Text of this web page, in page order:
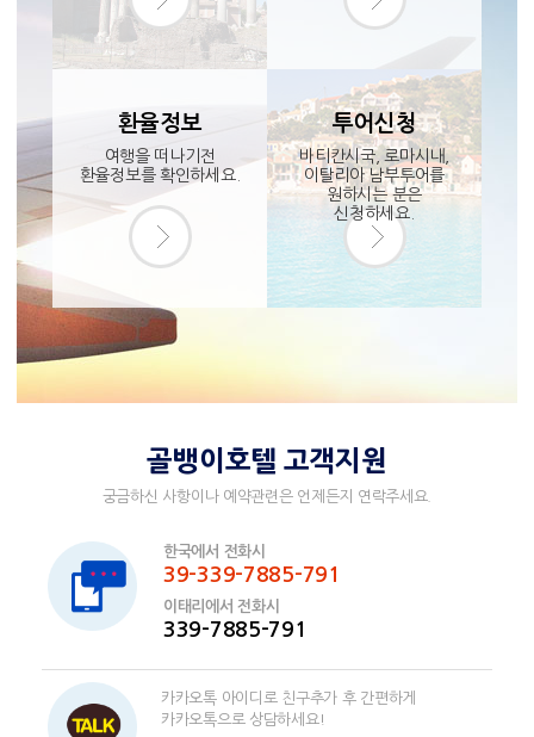
환율정보
여행을 떠나기전
환율정보를 확인하세요.
투어신청
바티칸시국, 로마시내,
이탈리아 남부투어를
원하시는 분은
신청하세요.
골뱅이호텔 고객지원
궁금하신 사항이나 예약관련은 언제든지 연락주세요.
한국에서 전화시
39-339-7885-791
이태리에서 전화시
339-7885-791
카카오톡 아이디로 친구추가 후 간편하게
카카오톡으로 상담하세요!